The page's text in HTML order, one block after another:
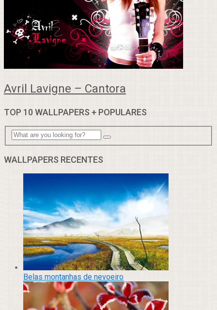
Avril Lavigne – Cantora
TOP 10 WALLPAPERS + POPULARES
WALLPAPERS RECENTES
Belas montanhas de nevoeiro